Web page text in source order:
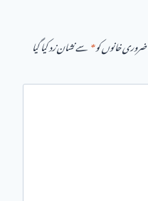
ضروری خانوں کو*سے نشان زد کیا گیا